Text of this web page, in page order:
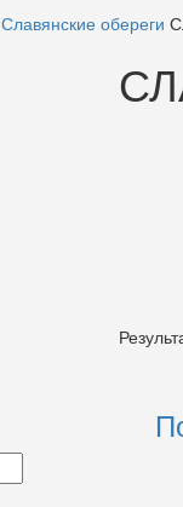
Славянские обереги